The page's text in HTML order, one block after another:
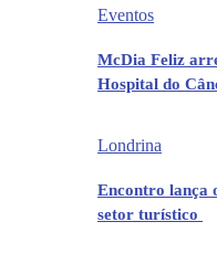
Eventos
McDia Feliz
Hospital do
Londrina
Encontro lança
setor turístico